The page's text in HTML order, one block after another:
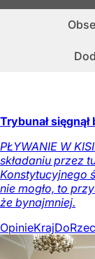
Trybunał sięgnął
PŁYWANIE W
składaniu przez
Konstytucyjnego
nie mogło, to
że bynajmniej.
OpinieKraj